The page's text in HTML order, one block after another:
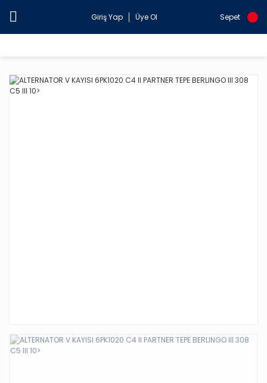
Giriş Yap Üye Ol Sepet